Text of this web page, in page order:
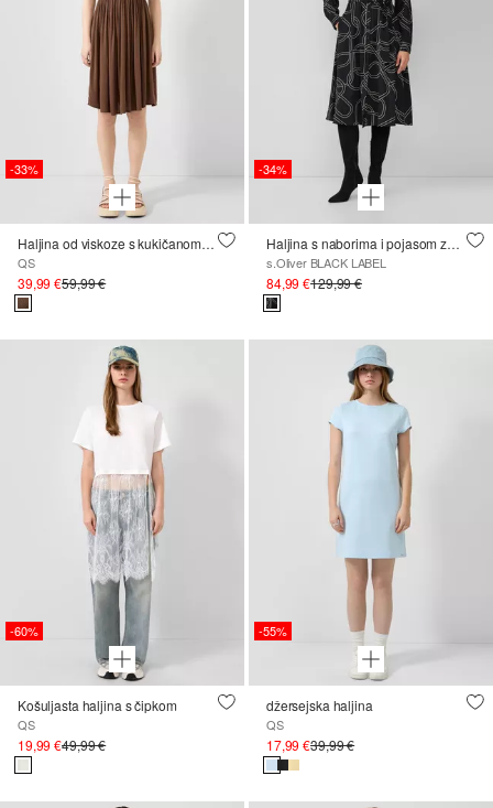
-33%
Haljina od viskoze s kukičanom čipkom
QS
39,99 €59,99 €
-34%
Haljina s naborima i pojasom za vezanje
s.Oliver BLACK LABEL
84,99 €129,99 €
-60%
Košuljasta haljina s čipkom
QS
19,99 €49,99 €
-55%
džersejska haljina
QS
17,99 €39,99 €